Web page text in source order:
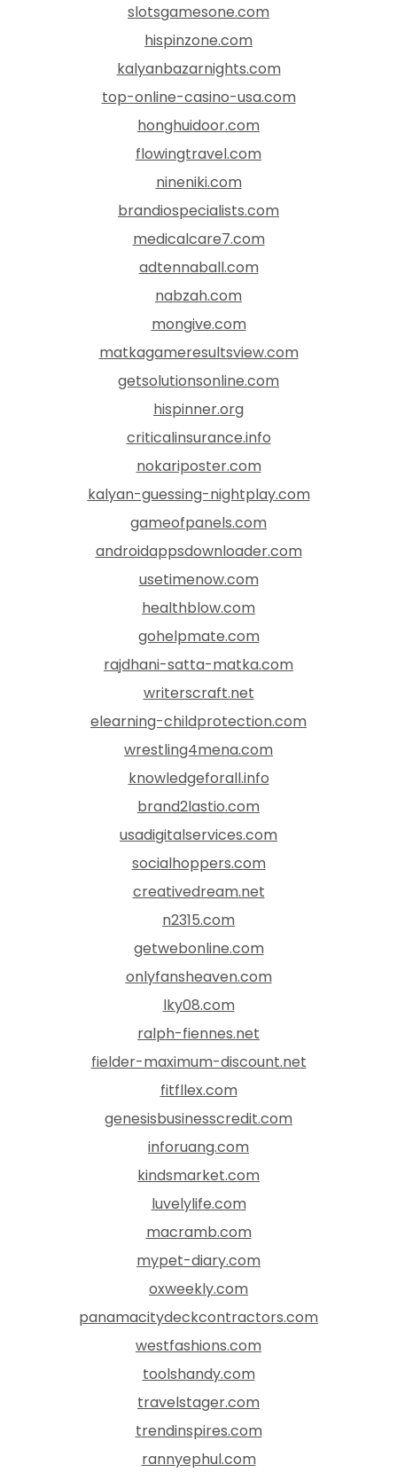
slotsgamesone.com
hispinzone.com
kalyanbazarnights.com
top-online-casino-usa.com
honghuidoor.com
flowingtravel.com
nineniki.com
brandiospecialists.com
medicalcare7.com
adtennaball.com
nabzah.com
mongive.com
matkagameresultsview.com
getsolutionsonline.com
hispinner.org
criticalinsurance.info
nokariposter.com
kalyan-guessing-nightplay.com
gameofpanels.com
androidappsdownloader.com
usetimenow.com
healthblow.com
gohelpmate.com
rajdhani-satta-matka.com
writerscraft.net
elearning-childprotection.com
wrestling4mena.com
knowledgeforall.info
brand2lastio.com
usadigitalservices.com
socialhoppers.com
creativedream.net
n2315.com
getwebonline.com
onlyfansheaven.com
lky08.com
ralph-fiennes.net
fielder-maximum-discount.net
fitfllex.com
genesisbusinesscredit.com
inforuang.com
kindsmarket.com
luvelylife.com
macramb.com
mypet-diary.com
oxweekly.com
panamacitydeckcontractors.com
westfashions.com
toolshandy.com
travelstager.com
trendinspires.com
rannyephul.com